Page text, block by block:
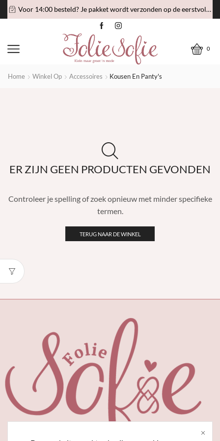
Voor 14:00 besteld? Je pakket wordt verzonden op de eerstvolgende verzenddag!
0
Home Winkel Op Accessoires Kousen En Panty's
ER ZIJN GEEN PRODUCTEN GEVONDEN
Controleer je spelling of zoek opnieuw met minder specifieke
termen.
TERUG NAAR DE WINKEL